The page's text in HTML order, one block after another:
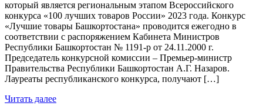
который является региональным этапом Всероссийского
конкурса «100 лучших товаров России» 2023 года. Конкурс
«Лучшие товары Башкортостана» проводится ежегодно в
соответствии с распоряжением Кабинета Министров
Республики Башкортостан № 1191-р от 24.11.2000 г.
Председатель конкурсной комиссии – Премьер-министр
Правительства Республики Башкортостан А.Г. Назаров.
Лауреаты республиканского конкурса, получают […]
Читать далее